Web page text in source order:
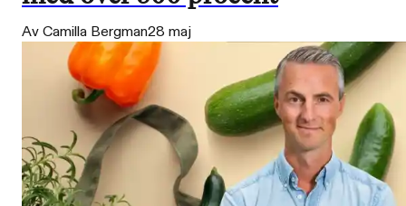
Av Camilla Bergman28 maj